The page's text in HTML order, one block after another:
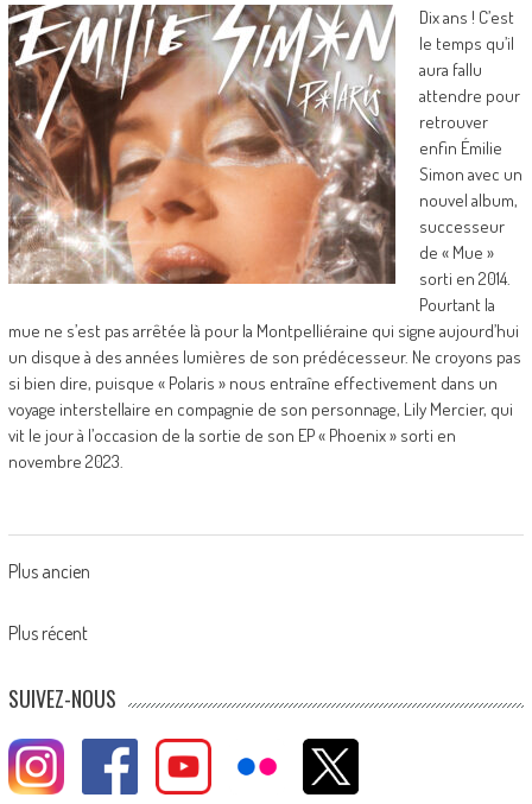
Dix ans ! C’est
le temps qu’il
aura fallu
attendre pour
retrouver
enfin Émilie
Simon avec un
nouvel album,
successeur
de « Mue »
sorti en 2014.
Pourtant la
mue ne s’est pas arrêtée là pour la Montpelliéraine qui signe aujourd’hui
un disque à des années lumières de son prédécesseur. Ne croyons pas
si bien dire, puisque « Polaris » nous entraîne effectivement dans un
voyage interstellaire en compagnie de son personnage, Lily Mercier, qui
vit le jour à l’occasion de la sortie de son EP « Phoenix » sorti en
novembre 2023.
Posts
navigation
Plus ancien
Plus récent
SUIVEZ-NOUS